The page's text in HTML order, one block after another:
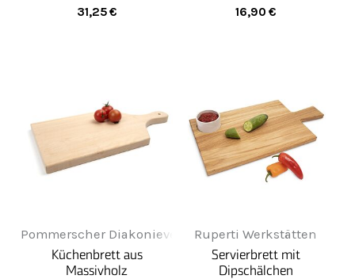
31,25€ 16,90 €
Pommerscher Diakonieverein Greifenwerkstatt
Küchenbrett aus
Massivholz
Ruperti Werkstätten
Servierbrett mit
Dipschälchen